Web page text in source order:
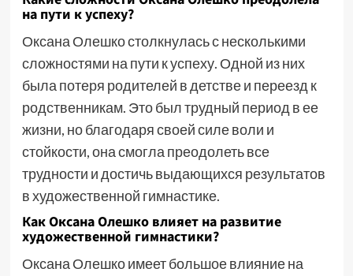
на пути к успеху?
Оксана Олешко столкнулась с несколькими
сложностями на пути к успеху. Одной из них
была потеря родителей в детстве и переезд к
родственникам. Это был трудный период в ее
жизни, но благодаря своей силе воли и
стойкости, она смогла преодолеть все
трудности и достичь выдающихся результатов
в художественной гимнастике.
Как Оксана Олешко влияет на развитие
художественной гимнастики?
Оксана Олешко имеет большое влияние на